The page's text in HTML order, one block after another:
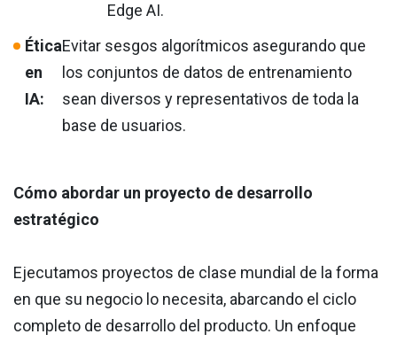
Edge AI.
Ética
en
IA:
Evitar sesgos algorítmicos asegurando que
los conjuntos de datos de entrenamiento
sean diversos y representativos de toda la
base de usuarios.
Cómo abordar un proyecto de desarrollo
estratégico
Ejecutamos proyectos de clase mundial de la forma
en que su negocio lo necesita, abarcando el ciclo
completo de desarrollo del producto. Un enfoque